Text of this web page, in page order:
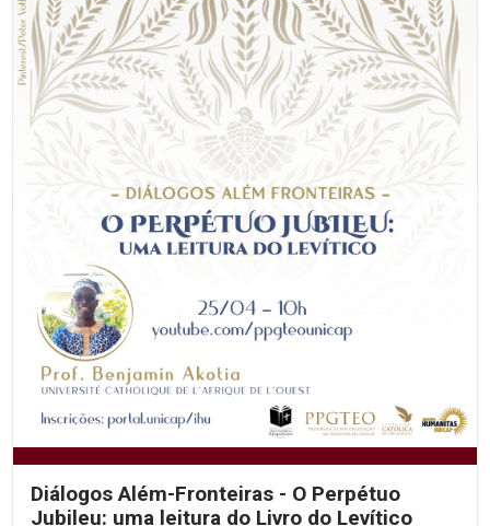
Diálogos Além-Fronteiras - O Perpétuo
Jubileu: uma leitura do Livro do Levítico